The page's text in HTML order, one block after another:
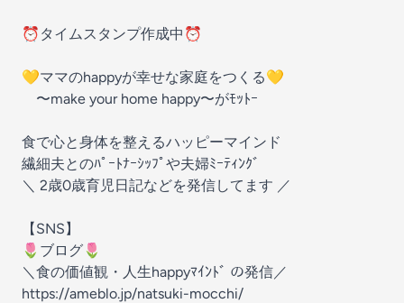
⏰タイムスタンプ作成中⏰
💛ママのhappyが幸せな家庭をつくる💛
〜make your home happy〜がﾓｯﾄｰ
食で心と身体を整えるハッピーマインド
繊細夫とのﾊﾟｰﾄﾅｰｼｯﾌﾟや夫婦ﾐｰﾃｨﾝｸﾞ
＼ 2歳0歳育児日記などを発信してます ／
【SNS】
🌷ブログ🌷
＼食の価値観・人生happyﾏｲﾝﾄﾞ の発信／
https://ameblo.jp/natsuki-mocchi/